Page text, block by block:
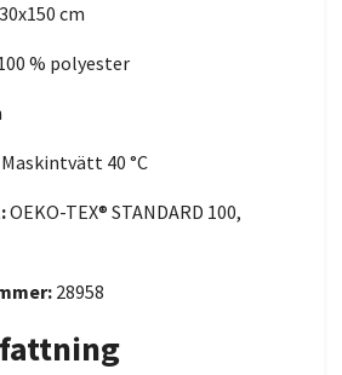
cm
% polyester
Maskintvätt 40 °C
OEKO-TEX® STANDARD 100,
28958